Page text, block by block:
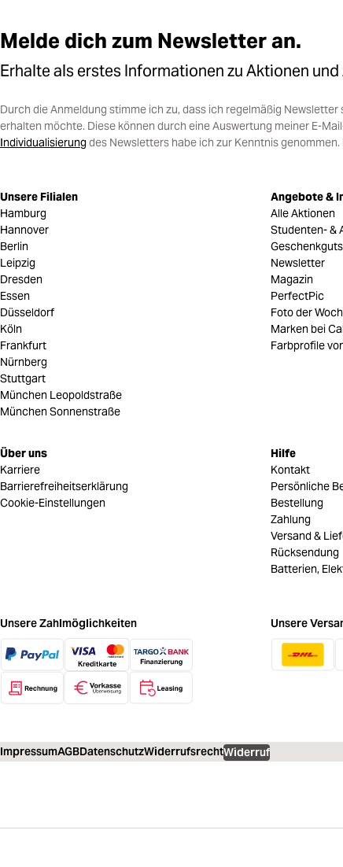
Melde dich zum Newsletter an.
Erhalte als erstes Informationen zu Aktionen
Durch die Anmeldung stimme ich zu, dass ich regelmäßig
erhalten möchte. Diese können durch eine Auswertung meiner E-
Individualisierungdes Newsletters habe ich zur Kenntnis
Unsere Filialen
Hamburg
Hannover
Berlin
Leipzig
Dresden
Essen
Düsseldorf
Köln
Frankfurt
Nürnberg
Stuttgart
München Leopoldstraße
München Sonnenstraße
Über uns
Karriere
Barrierefreiheitserklärung
Cookie-Einstellungen
Angebote &
Alle Aktionen
Studenten- &
Newsletter
Magazin
PerfectPic
Foto der
Marken bei
Farbprofile
Hilfe
Kontakt
Persönliche
Bestellung
Zahlung
Versand &
Rücksendung
Batterien,
Unsere Zahlmöglichkeiten Unsere
ImpressumAGBDatenschutzWiderrufsrechtWiderruf